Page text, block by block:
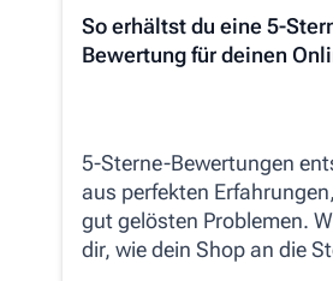
So erhältst du eine 5-
Bewertung für deinen
5-Sterne-Bewertungen
aus perfekten
gut gelösten Problemen.
dir, wie dein Shop an die